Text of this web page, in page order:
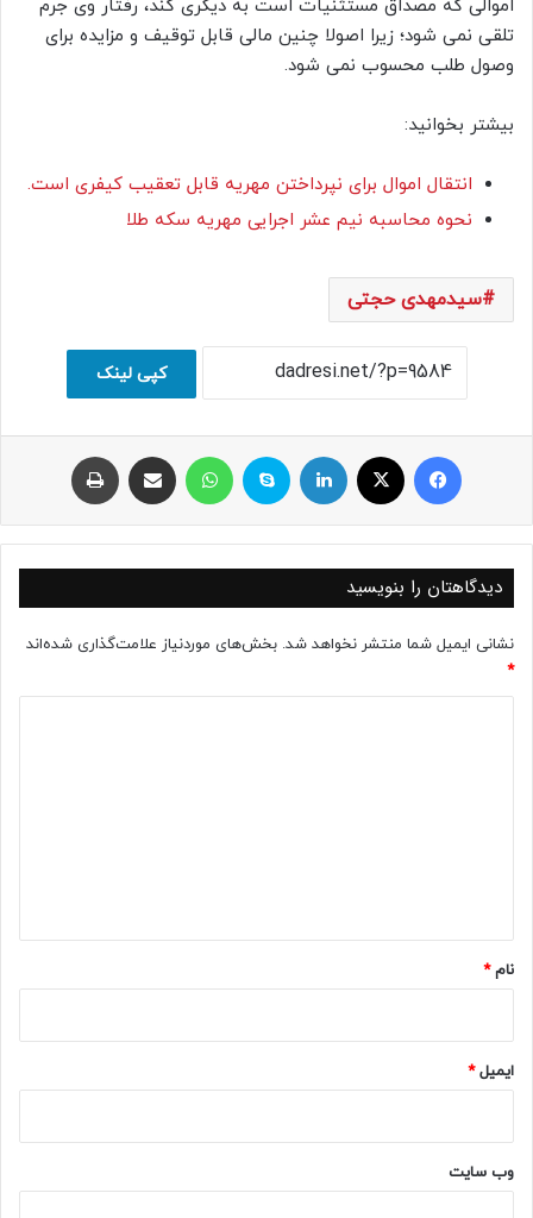
اموالی که مصداق مستثنیات است به دیگری کند، رفتار وی جرم
تلقی نمی شود؛ زیرا اصولا چنین مالی قابل توقیف و مزایده برای
وصول طلب محسوب نمی شود.
بیشتر بخوانید:
انتقال اموال برای نپرداختن مهریه قابل تعقیب کیفری است.
نحوه محاسبه نیم عشر اجرایی مهریه سکه طلا
سیدمهدی حجتی
کپی لینک
فیسبوک ایکس لینکداین اسکایپ واتس آپ اشتراک با ایمیل
دیدگاهتان را بنویسید
نشانی ایمیل شما منتشر نخواهد شد. بخش‌های موردنیاز علامت‌گذاری شده‌اند
*
نام*
ایمیل*
وب‌ سایت